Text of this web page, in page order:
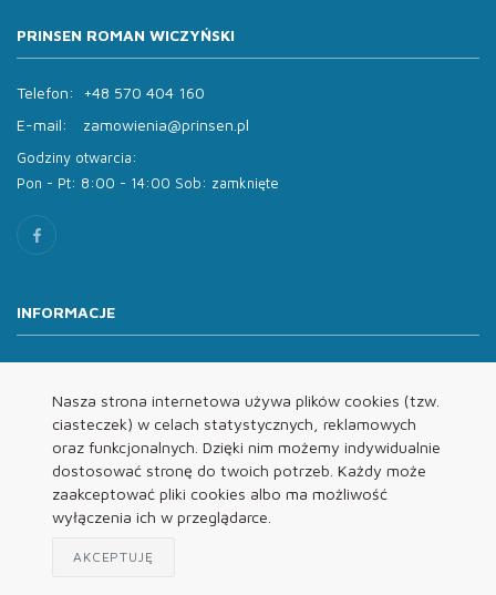
Nasza strona internetowa używa plików cookies (tzw.
ciasteczek) w celach statystycznych, reklamowych
oraz funkcjonalnych. Dzięki nim możemy indywidualnie
dostosować stronę do twoich potrzeb. Każdy może
zaakceptować pliki cookies albo ma możliwość
wyłączenia ich w przeglądarce.
AKCEPTUJĘ
PRINSEN ROMAN WICZYŃSKI
Telefon:
+48 570 404 160
E-mail:
zamowienia@prinsen.pl
Godziny otwarcia:
Pon - Pt: 8:00 - 14:00 Sob: zamknięte
INFORMACJE
Oferta
Kontakt
REGULAMINY
Regulamin
Polityka Prywatności